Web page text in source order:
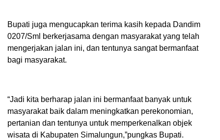
Bupati juga mengucapkan terima kasih kepada Dandim
0207/Sml berkerjasama dengan masyarakat yang telah
mengerjakan jalan ini, dan tentunya sangat bermanfaat
bagi masyarakat.
“Jadi kita berharap jalan ini bermanfaat banyak untuk
masyarakat baik dalam meningkatkan perekonomian,
pertanian dan tentunya untuk memperkenalkan objek
wisata di Kabupaten Simalungun,”pungkas Bupati.